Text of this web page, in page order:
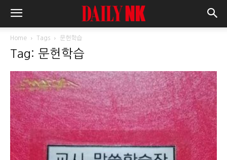
Home Tags 문헌학습
Tag: 문헌학습